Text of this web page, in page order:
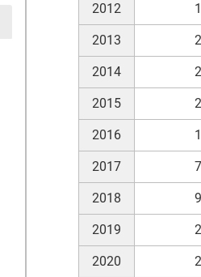
2012 1
2013 2
2014 2
2015 2
2016 1
2017 7
2018 9
2019 2
2020 2